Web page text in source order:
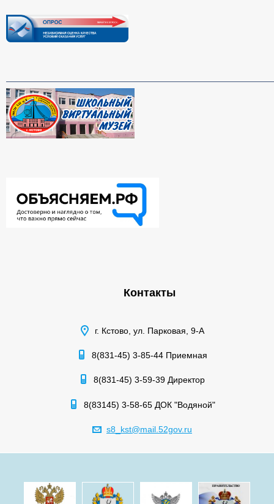
Контакты
г. Кстово, ул. Парковая, 9-А
8(831-45) 3-85-44 Приемная
8(831-45) 3-59-39 Директор
8(83145) 3-58-65 ДОК "Водяной"
s8_kst@mail.52gov.ru